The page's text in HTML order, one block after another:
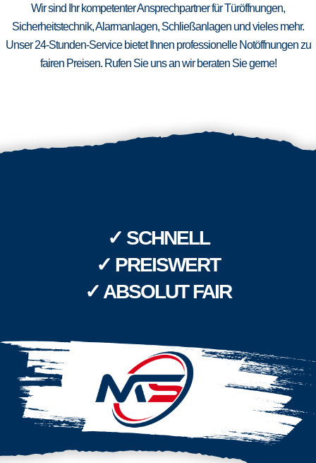
Wir sind Ihr kompetenter Ansprechpartner für Türöffnungen,
Sicherheitstechnik, Alarmanlagen, Schließanlagen und vieles mehr.
Unser 24-Stunden-Service bietet Ihnen professionelle Notöffnungen zu
fairen Preisen. Rufen Sie uns an wir beraten Sie gerne!
✓ SCHNELL
✓ PREISWERT
✓ ABSOLUT FAIR